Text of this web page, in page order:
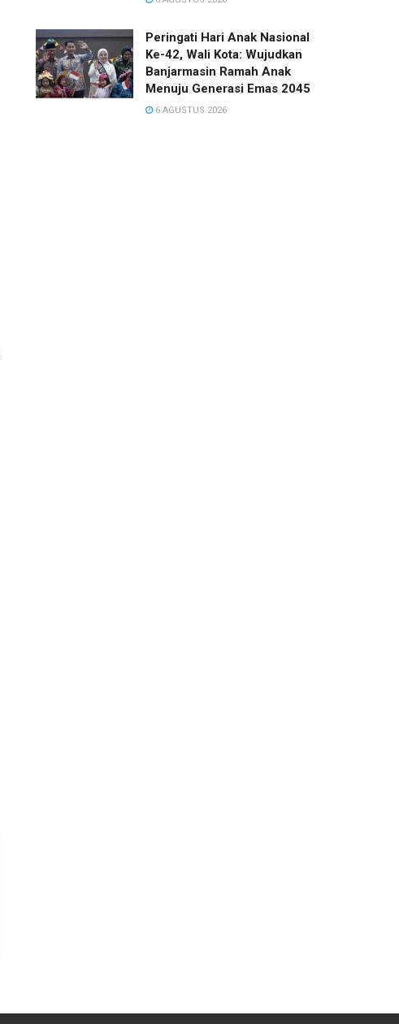
Peringati Hari Anak Nasional
Ke-42, Wali Kota: Wujudkan
Banjarmasin Ramah Anak
Menuju Generasi Emas 2045
6 AGUSTUS 2026